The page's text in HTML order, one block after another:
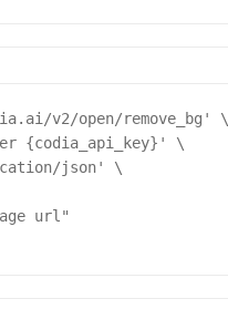
v2/open/remove_bg' \
{codia_api_key}' \
json' \
url"